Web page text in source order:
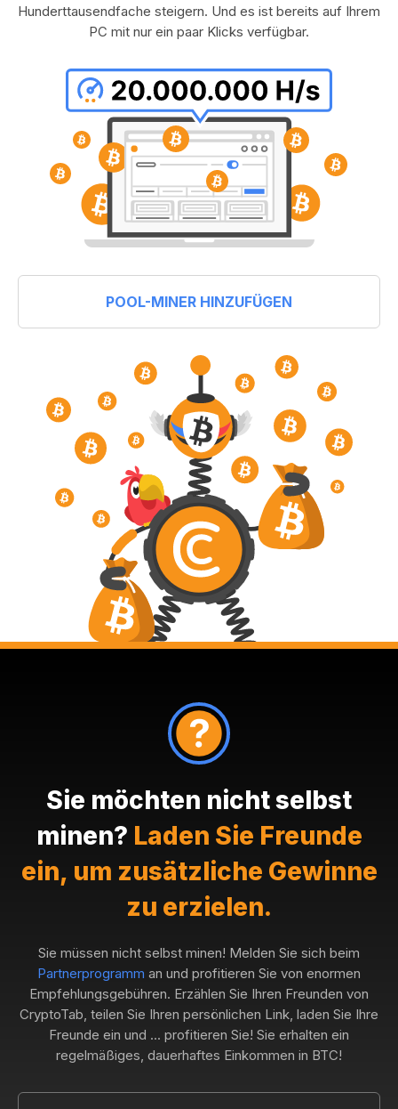
Hunderttausendfache steigern. Und es ist bereits auf Ihrem
PC mit nur ein paar Klicks verfügbar.
POOL-MINER HINZUFÜGEN
Sie möchten nicht selbst
minen? Laden Sie Freunde
ein, um zusätzliche Gewinne
zu erzielen.
Sie müssen nicht selbst minen! Melden Sie sich beim
Partnerprogramm an und profitieren Sie von enormen
Empfehlungsgebühren. Erzählen Sie Ihren Freunden von
CryptoTab, teilen Sie Ihren persönlichen Link, laden Sie Ihre
Freunde ein und ... profitieren Sie! Sie erhalten ein
regelmäßiges, dauerhaftes Einkommen in BTC!